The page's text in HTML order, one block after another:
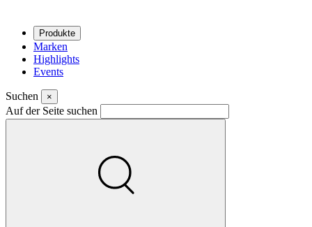
Produkte
Marken
Highlights
Events
Suchen ×
Auf der Seite suchen